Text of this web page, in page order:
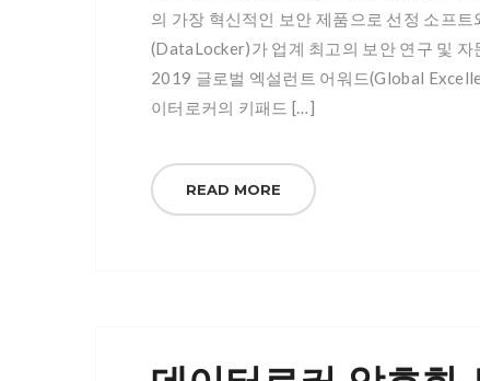
의 가장 혁신적인 보안 제품으로 선정 소프
(DataLocker)가 업계 최고의 보안 연구 및
2019 글로벌 엑설런트 어워드(Global
이터로커의 키패드 […]
READ MORE